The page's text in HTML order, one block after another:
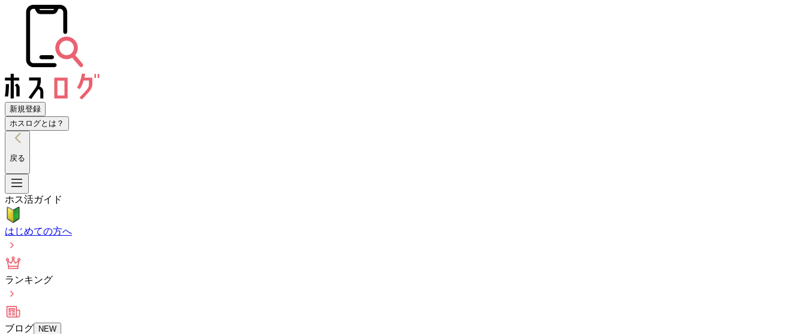
新規登録
ホスログとは？
戻る
ホス活ガイド
はじめての方へ
ランキング
ブログ NEW